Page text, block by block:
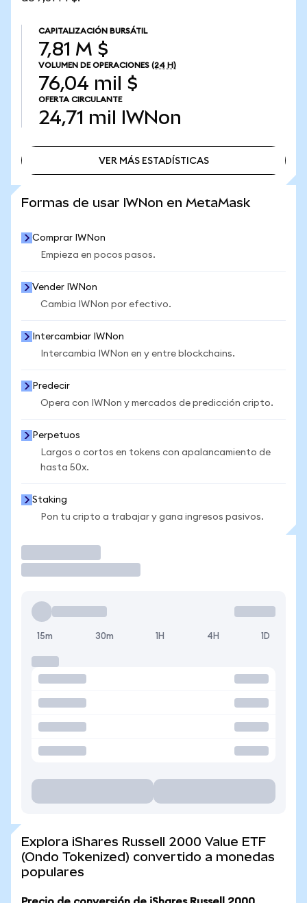
CAPITALIZACIÓN BURSÁTIL
7,81 M $
VOLUMEN DE OPERACIONES (24 H)
76,04 mil $
OFERTA CIRCULANTE
24,71 mil IWNon
VER MÁS ESTADÍSTICAS
Formas de usar IWNon en MetaMask
Comprar IWNon
Empieza en pocos pasos.
Vender IWNon
Cambia IWNon por efectivo.
Intercambiar IWNon
Intercambia IWNon en y entre blockchains.
Predecir
Opera con IWNon y mercados de predicción cripto.
Perpetuos
Largos o cortos en tokens con apalancamiento de
hasta 50x.
Staking
Pon tu cripto a trabajar y gana ingresos pasivos.
15m 30m 1H 4H 1D
Explora iShares Russell 2000 Value ETF
(Ondo Tokenized) convertido a monedas
populares